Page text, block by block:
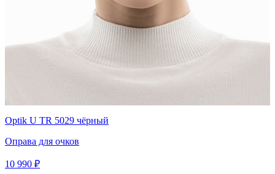
Optik U TR 5029 чёрный
Оправа для очков
10 990 ₽